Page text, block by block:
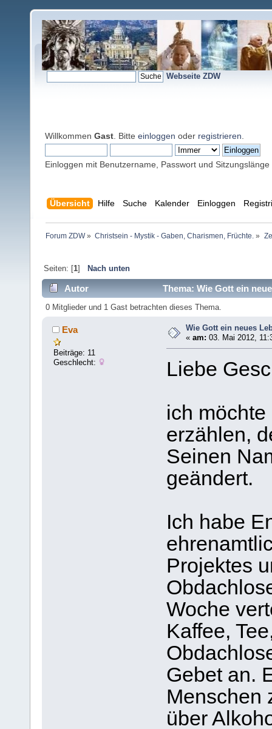
Webseite ZDW
Willkommen Gast . Bitte einloggen oder registrieren
Einloggen mit Benutzername, Passwort und Sitzungslänge
Übersicht Hilfe Suche Kalender Einloggen
Forum ZDW» Christsein - Mystik - Gaben, Charismen, Früchte. »
Seiten: [1] Nach unten
Autor Thema: Wie Gott ein
0 Mitglieder und 1 Gast betrachten dieses Thema.
Eva
Beiträge: 11
Geschlecht:
Wie Gott ein neues
«am: 03. Mai 2012,
Liebe
ich
erzählen,
Seinen
geändert.
Ich habe
Projektes
Woche
Kaffee,
Gebet an.
Menschen
über